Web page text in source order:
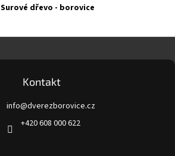
Surové dřevo - borovice
Kontakt
info@dverezborovice.cz
+420 608 000 622